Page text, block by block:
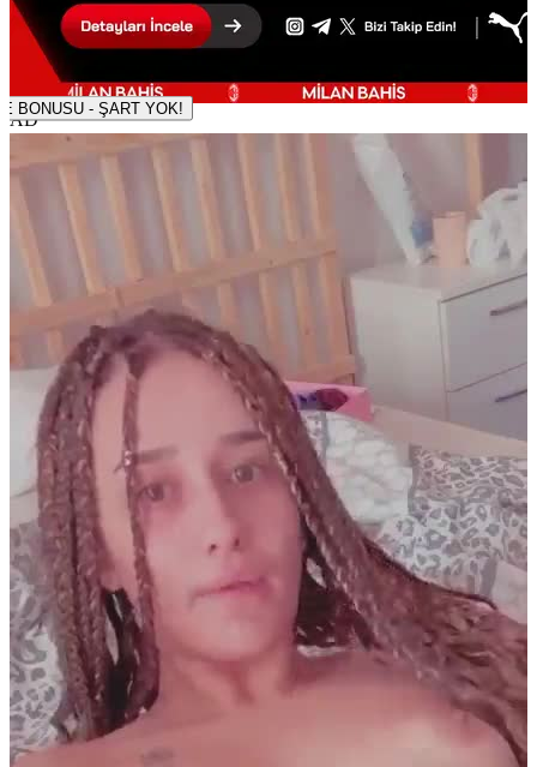
AD
500 TL DENEME BONUSU - ŞART YOK!